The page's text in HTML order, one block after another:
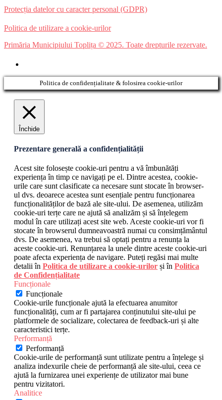
Protecția datelor cu caracter personal (GDPR)
Politica de utilizare a cookie-urilor
Primăria Municipiului Toplița © 2025. Toate drepturile rezervate.
Politica de confidențialitate & folosirea cookie-urilor
Închide
Prezentare generală a confidențialității
Acest site folosește cookie-uri pentru a vă îmbunătăți
experiența în timp ce navigați pe el. Dintre acestea, cookie-
urile care sunt clasificate ca necesare sunt stocate în browser-
ul dvs. deoarece acestea sunt esențiale pentru funcționarea
funcționalităților de bază ale site-ului. De asemenea, utilizăm
cookie-uri terțe care ne ajută să analizăm și să înțelegem
modul în care utilizați acest site web. Aceste cookie-uri vor fi
stocate în browserul dumneavoastră numai cu consimțământul
dvs. De asemenea, va trebui să optați pentru a renunța la
aceste cookie-uri. Renunțarea la unele dintre aceste cookie-uri
poate afecta experiența de navigare. Puteți regăsi mai multe
detalii în Politica de utilizare a cookie-urilor și în Politica
de Confidențialitate
Funcționale
Funcționale
Cookie-urile funcționale ajută la efectuarea anumitor
funcționalități, cum ar fi partajarea conținutului site-ului pe
platformele de socializare, colectarea de feedback-uri și alte
caracteristici terțe.
Performanță
Performanță
Cookie-urile de performanță sunt utilizate pentru a înțelege și
analiza indexurile cheie de performanță ale site-ului, ceea ce
ajută la furnizarea unei experiențe de utilizator mai bune
pentru vizitatori.
Analitice